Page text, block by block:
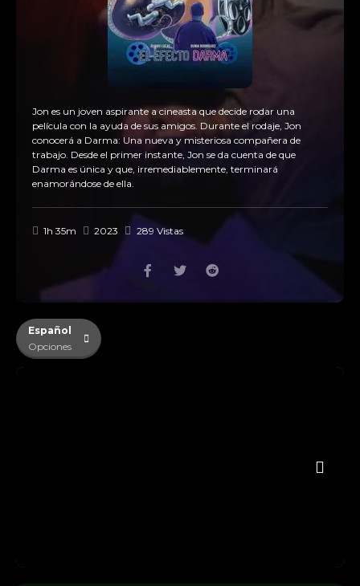
Jon es un joven aspirante a cineasta que decide rodar una
película con la ayuda de sus amigos. Durante el rodaje, Jon
conocerá a Darma: Una nueva y misteriosa compañera de
trabajo. Desde el primer instante, Jon se da cuenta de que
Darma es única y que, irremediablemente, terminará
enamorándose de ella.
1h 35m 2023 289 Vistas
Español
Opciones